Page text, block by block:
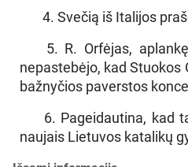
4. Svečią iš Italijos
5. R. Orfėjas,
nepastebėjo, kad
bažnyčios paverstos
6. Pageidautina, kad
naujais Lietuvos katalikų